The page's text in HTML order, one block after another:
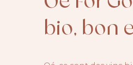
bio, bon